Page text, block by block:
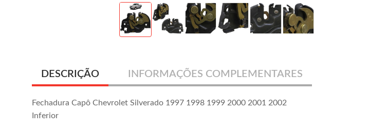
DESCRIÇÃO INFORMAÇÕES COMPLEMENTARES
Fechadura Capô Chevrolet Silverado 1997 1998 1999 2000 2001 2002
Inferior